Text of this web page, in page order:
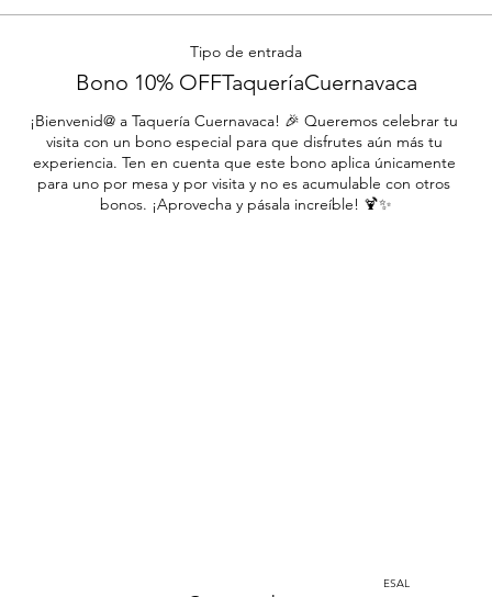
Tipo de entrada
Bono 10% OFFTaqueríaCuernavaca
¡Bienvenid@ a Taquería Cuernavaca! 🎉 Queremos celebrar tu
visita con un bono especial para que disfrutes aún más tu
experiencia. Ten en cuenta que este bono aplica únicamente
para uno por mesa y por visita y no es acumulable con otros
bonos. ¡Aprovecha y pásala increíble! 🍹✨
ESAL